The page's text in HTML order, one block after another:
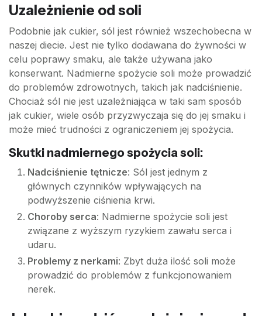
Uzależnienie od soli
Podobnie jak cukier, sól jest również wszechobecna w
naszej diecie. Jest nie tylko dodawana do żywności w
celu poprawy smaku, ale także używana jako
konserwant. Nadmierne spożycie soli może prowadzić
do problemów zdrowotnych, takich jak nadciśnienie.
Chociaż sól nie jest uzależniająca w taki sam sposób
jak cukier, wiele osób przyzwyczaja się do jej smaku i
może mieć trudności z ograniczeniem jej spożycia.
Skutki nadmiernego spożycia soli:
Nadciśnienie tętnicze: Sól jest jednym z
głównych czynników wpływających na
podwyższenie ciśnienia krwi.
Choroby serca: Nadmierne spożycie soli jest
związane z wyższym ryzykiem zawału serca i
udaru.
Problemy z nerkami: Zbyt duża ilość soli może
prowadzić do problemów z funkcjonowaniem
nerek.